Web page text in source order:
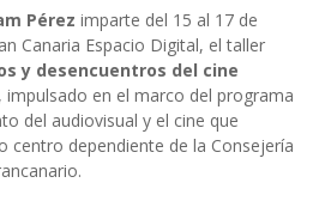
Pérez imparte del 15 al 17 de
Canaria Espacio Digital, el taller
y desencuentros del cine
, impulsado en el marco del programa
del audiovisual y el cine que
centro dependiente de la Consejería